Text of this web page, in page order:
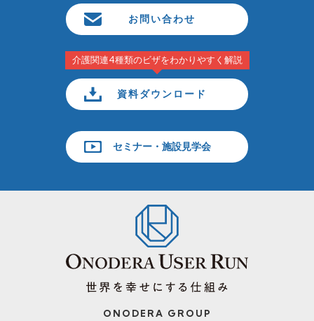
お問い合わせ
介護関連4種類のビザをわかりやすく解説
資料ダウンロード
セミナー・施設見学会
ONODERA GROUP